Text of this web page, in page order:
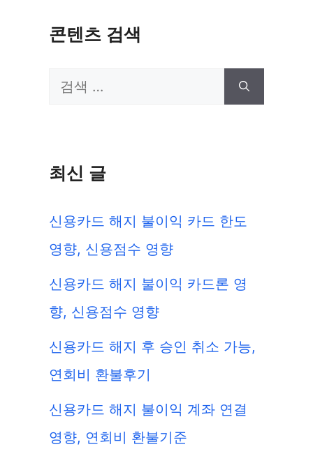
콘텐츠 검색
검
최신 글
신용카드 해지 불이익 카드 한도
영향, 신용점수 영향
신용카드 해지 불이익 카드론 영
향, 신용점수 영향
신용카드 해지 후 승인 취소 가능,
연회비 환불후기
신용카드 해지 불이익 계좌 연결
영향, 연회비 환불기준